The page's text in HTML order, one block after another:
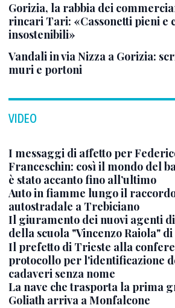
Gorizia, la rabbia dei
rincari Tari: «Cassonetti pieni e
insostenibili»
Vandali in via Nizza a Gorizia:
muri e portoni
VIDEO
I messaggi di affetto per
Franceschin: così il mondo del
è stato accanto fino all’ultimo
Auto in fiamme lungo il
autostradale a Trebiciano
Il giuramento dei nuovi agenti
della scuola "Vincenzo Raiola"
Il prefetto di Trieste alla
protocollo per l'identificazione
cadaveri senza nome
La nave che trasporta la prima
Goliath arriva a Monfalcone